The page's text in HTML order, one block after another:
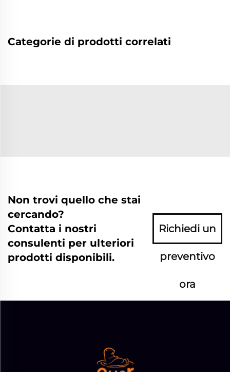
Categorie di prodotti correlati
Non trovi quello che stai
cercando?
Contatta i nostri
consulenti per ulteriori
prodotti disponibili.
Richiedi un
preventivo
ora